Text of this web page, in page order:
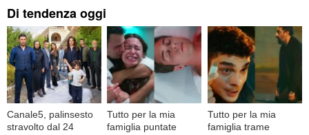
Di tendenza oggi
Canale5, palinsesto
stravolto dal 24
Tutto per la mia
famiglia puntate
Tutto per la mia
famiglia trame